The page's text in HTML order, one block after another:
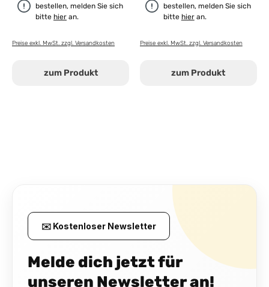
bestellen, melden Sie sich
bitte hier an.
Preise exkl. MwSt. zzgl. Versandkosten
zum Produkt
bestellen, melden Sie sich
bitte hieran.
Preise exkl. MwSt. zzgl. Versandkosten
zum Produkt
✉️ Kostenloser Newsletter
Melde dich jetzt für
unseren Newsletter an!